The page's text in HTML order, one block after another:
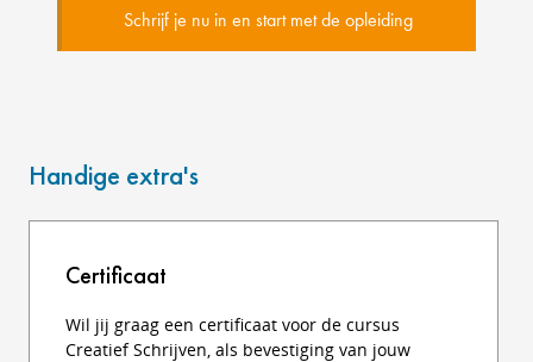
Schrijf je nu in en start met de opleiding
Handige extra's
Certificaat
Wil jij graag een certificaat voor de cursus
Creatief Schrijven, als bevestiging van jouw